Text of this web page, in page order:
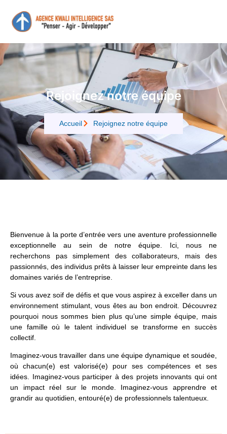
Rejoignez notre équipe
Accueil Rejoignez notre équipe
Bienvenue à la porte d’entrée vers une aventure professionnelle
exceptionnelle au sein de notre équipe. Ici, nous ne
recherchons pas simplement des collaborateurs, mais des
passionnés, des individus prêts à laisser leur empreinte dans les
domaines variés de l’entreprise.
Si vous avez soif de défis et que vous aspirez à exceller dans un
environnement stimulant, vous êtes au bon endroit. Découvrez
pourquoi nous sommes bien plus qu’une simple équipe, mais
une famille où le talent individuel se transforme en succès
collectif.
Imaginez-vous travailler dans une équipe dynamique et soudée,
où chacun(e) est valorisé(e) pour ses compétences et ses
idées. Imaginez-vous participer à des projets innovants qui ont
un impact réel sur le monde. Imaginez-vous apprendre et
grandir au quotidien, entouré(e) de professionnels talentueux.